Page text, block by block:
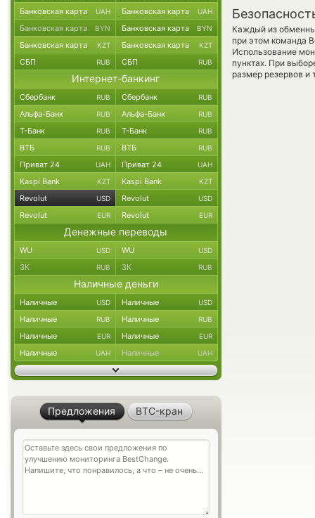
Каждый из
при этом команда
Использование
пунктах. При
размер резервов и
Банковская карта UAH Банковская карта UAH
Банковская карта BYN Банковская карта BYN
Банковская карта KZT Банковская карта KZT
СБП RUB СБП RUB
Интернет-банкинг
Сбербанк RUB Сбербанк RUB
Альфа-Банк RUB Альфа-Банк RUB
Т-Банк RUB Т-Банк RUB
ВТБ RUB ВТБ RUB
Приват 24 UAH Приват 24 UAH
Kaspi Bank KZT Kaspi Bank KZT
Revolut USD Revolut USD
Revolut EUR Revolut EUR
Денежные переводы
WU USD WU USD
ЗК RUB ЗК RUB
Наличные деньги
Наличные USD Наличные USD
Наличные RUB Наличные RUB
Наличные EUR Наличные EUR
Наличные UAH Наличные UAH
Предложения BTC-кран